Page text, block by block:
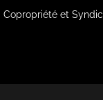
Copropriété et Syndic